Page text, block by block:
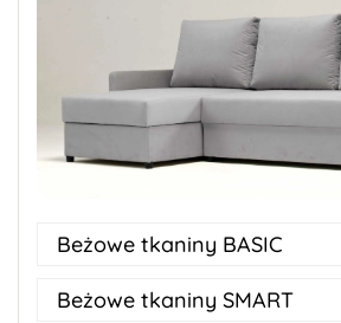
Beżowe tkaniny BASIC
Beżowe tkaniny SMART